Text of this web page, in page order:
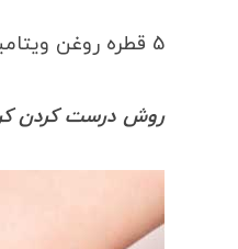
5 قطره روغن ویتامین E
روش درست کردن